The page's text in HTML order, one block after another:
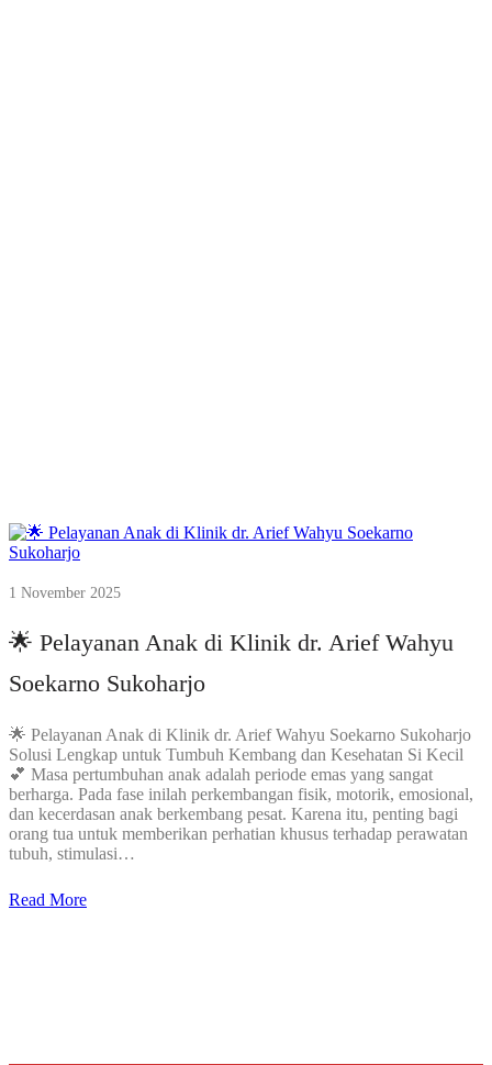
1 November 2025
🌟 Pelayanan Anak di Klinik dr. Arief Wahyu
Soekarno Sukoharjo
🌟 Pelayanan Anak di Klinik dr. Arief Wahyu Soekarno Sukoharjo
Solusi Lengkap untuk Tumbuh Kembang dan Kesehatan Si Kecil
💕 Masa pertumbuhan anak adalah periode emas yang sangat
berharga. Pada fase inilah perkembangan fisik, motorik, emosional,
dan kecerdasan anak berkembang pesat. Karena itu, penting bagi
orang tua untuk memberikan perhatian khusus terhadap perawatan
tubuh, stimulasi…
Read More